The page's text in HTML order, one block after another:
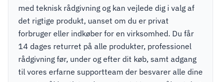
med teknisk rådgivning og kan vejlede dig i valg af
det rigtige produkt, uanset om du er privat
forbruger eller indkøber for en virksomhed. Du får
14 dages returret på alle produkter, professionel
rådgivning før, under og efter dit køb, samt adgang
til vores erfarne supportteam der besvarer alle dine